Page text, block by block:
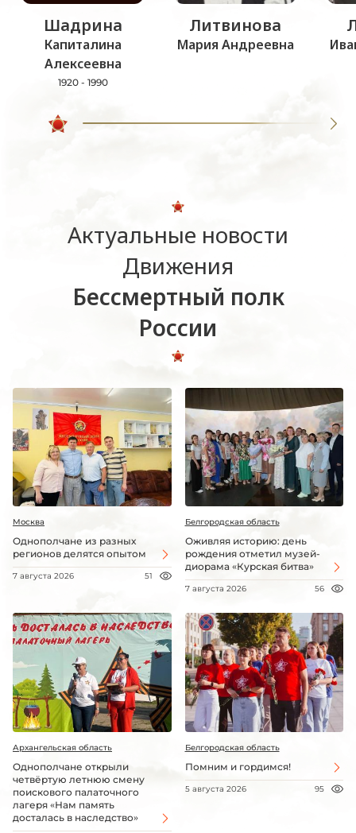
Шадрина
Капиталина
Алексеевна
1920 - 1990
Литвинова
Мария Андреевна
Актуальные новости
Движения
Бессмертный полк
России
Москва
Однополчане из разных
регионов делятся опытом
7 августа 2026 51
Белгородская область
Оживляя историю: день
рождения отметил музей-
диорама «Курская битва»
7 августа 2026 56
Архангельская область
Однополчане открыли
четвёртую летнюю смену
поискового палаточного
лагеря «Нам память
досталась в наследство»
Белгородская область
Помним и гордимся!
5 августа 2026 95